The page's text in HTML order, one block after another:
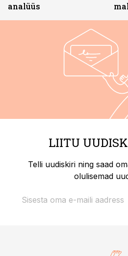
analüüs
LIITU
Telli uudiskiri ning saad
olulisemad